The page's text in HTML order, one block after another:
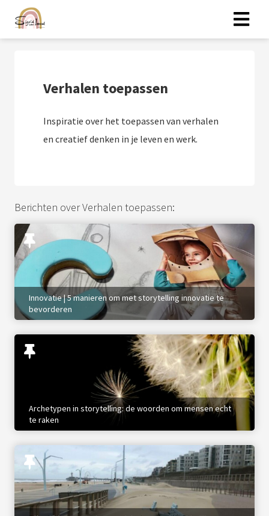
Verhalen toepassen
Inspiratie over het toepassen van verhalen
en creatief denken in je leven en werk.
Berichten over Verhalen toepassen:
Innovatie | 5 manieren om met storytelling innovatie te
bevorderen
Archetypen in storytelling: de woorden om mensen echt
te raken